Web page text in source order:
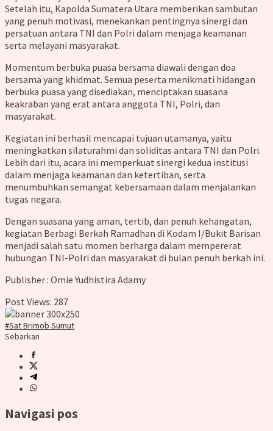
Setelah itu, Kapolda Sumatera Utara memberikan sambutan
yang penuh motivasi, menekankan pentingnya sinergi dan
persatuan antara TNI dan Polri dalam menjaga keamanan
serta melayani masyarakat.
Momentum berbuka puasa bersama diawali dengan doa
bersama yang khidmat. Semua peserta menikmati hidangan
berbuka puasa yang disediakan, menciptakan suasana
keakraban yang erat antara anggota TNI, Polri, dan
masyarakat.
Kegiatan ini berhasil mencapai tujuan utamanya, yaitu
meningkatkan silaturahmi dan soliditas antara TNI dan Polri.
Lebih dari itu, acara ini memperkuat sinergi kedua institusi
dalam menjaga keamanan dan ketertiban, serta
menumbuhkan semangat kebersamaan dalam menjalankan
tugas negara.
Dengan suasana yang aman, tertib, dan penuh kehangatan,
kegiatan Berbagi Berkah Ramadhan di Kodam I/Bukit Barisan
menjadi salah satu momen berharga dalam mempererat
hubungan TNI-Polri dan masyarakat di bulan penuh berkah ini.
Publisher : Omie Yudhistira Adamy
Post Views: 287
#Sat Brimob Sumut
Sebarkan
Navigasi pos